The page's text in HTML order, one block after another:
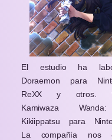
El estudio ha
Doraemon para
ReXX y otros.
Kamiwaza
Kikiippatsu para
La compañía nos